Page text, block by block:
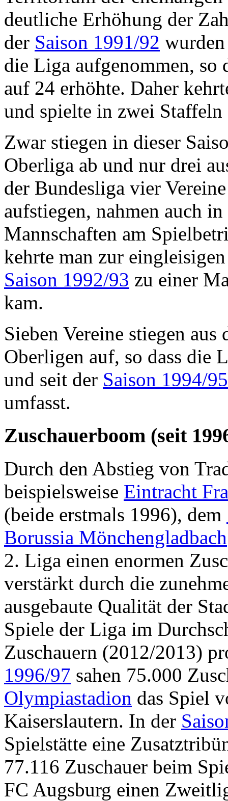
deutliche Erhöhung der
der Saison 1991/92
die Liga aufgenommen, so
auf 24 erhöhte. Daher
und spielte in zwei Staffeln
Zwar stiegen in dieser
Oberliga ab und nur drei
der Bundesliga vier
aufstiegen, nahmen auch
Mannschaften am
kehrte man zur
Saison 1992/93 zu einer
kam.
Sieben Vereine stiegen
Oberligen auf, so dass die
und seit der Saison 1994/95
umfasst.
Zuschauerboom (seit
Durch den Abstieg von
beispielsweise Eintracht
(beide erstmals 1996), dem
Borussia Mönchengladbach
2. Liga einen enormen
verstärkt durch die
ausgebaute Qualität der
Spiele der Liga im
Zuschauern (2012/2013)
1996/97 sahen 75.000
Olympiastadion das Spiel
Kaiserslautern. In der
Spielstätte eine
77.116 Zuschauer beim
FC Augsburg einen